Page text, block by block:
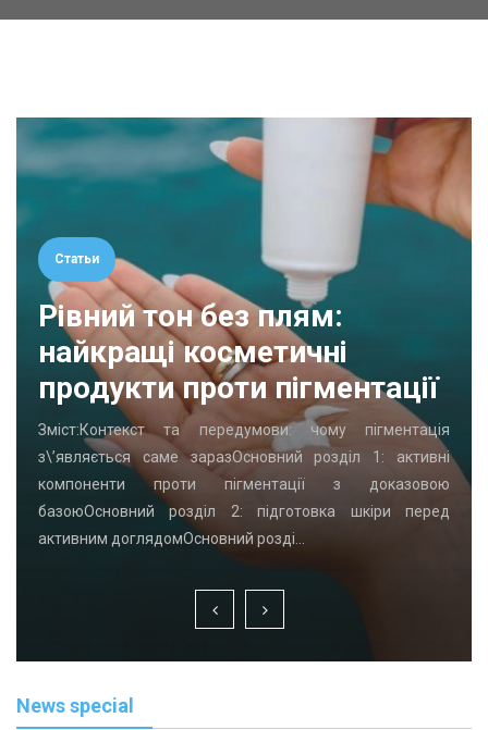
Статьи
Рівний тон без плям:
найкращі косметичні
продукти проти пігментації
Зміст:Контекст та передумови: чому пігментація
з\’являється саме заразОсновний розділ 1: активні
компоненти проти пігментації з доказовою
базоюОсновний розділ 2: підготовка шкіри перед
активним доглядомОсновний розді…
News special